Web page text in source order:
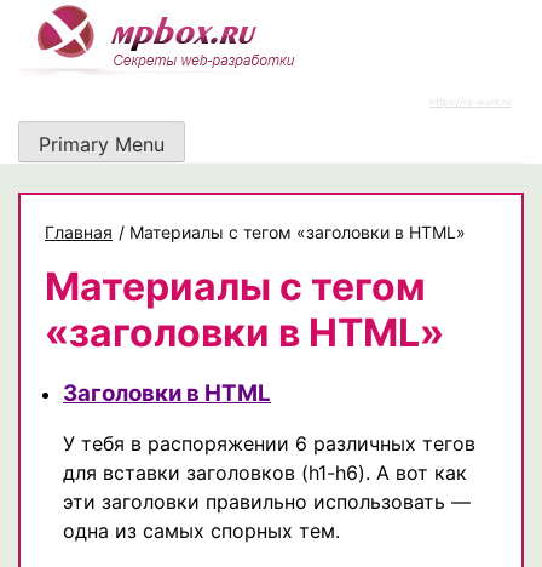
content
https://rz-work.ru
Primary Menu
Главная / Материалы с тегом «заголовки в HTML»
Материалы с тегом
«заголовки в HTML»
Заголовки в HTML
У тебя в распоряжении 6 различных тегов
для вставки заголовков (h1-h6). А вот как
эти заголовки правильно использовать —
одна из самых спорных тем.